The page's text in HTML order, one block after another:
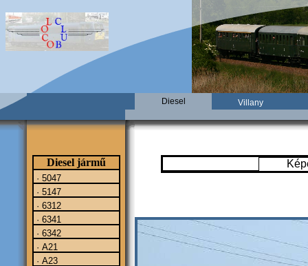
Diesel Villany
Diesel jármű
· 5047
· 5147
· 6312
· 6341
· 6342
· A21
· A23